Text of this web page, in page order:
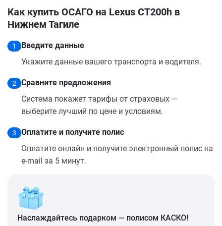
Как купить ОСАГО на Lexus CT200h в
Нижнем Тагиле
1
Введите данные
Укажите данные вашего транспорта и водителя.
2
Сравните предложения
Система покажет тарифы от страховых —
выберите лучший по цене и условиям.
3
Оплатите и получите полис
Оплатите онлайн и получите электронный полис на
e-mail за 5 минут.
Наслаждайтесь подарком — полисом КАСКО!